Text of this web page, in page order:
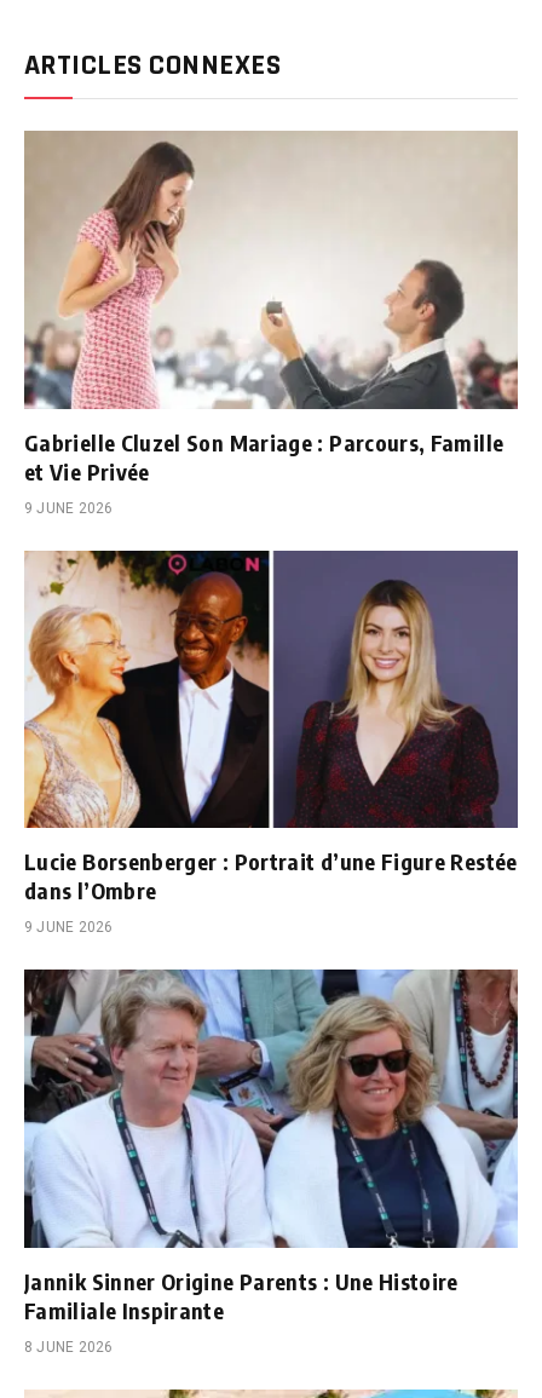
ARTICLES CONNEXES
Gabrielle Cluzel Son Mariage : Parcours, Famille
et Vie Privée
9 JUNE 2026
Lucie Borsenberger : Portrait d’une Figure Restée
dans l’Ombre
9 JUNE 2026
Jannik Sinner Origine Parents : Une Histoire
Familiale Inspirante
8 JUNE 2026